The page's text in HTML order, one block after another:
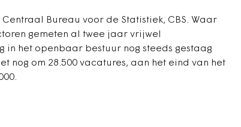
Bureau voor de Statistiek, CBS. Waar
gemeten al twee jaar vrijwel
in het openbaar bestuur nog steeds gestaag
nog om 28.500 vacatures, aan het eind van het